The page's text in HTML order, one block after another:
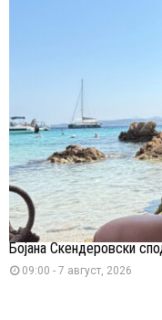
Бојана Скендеровски
09:00 - 7 август, 2026